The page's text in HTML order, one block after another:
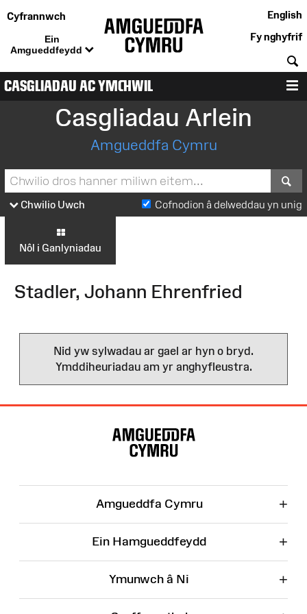
Cyfrannwch
Ein
Amgueddfeydd
English
Fy nghyfrif
CASGLIADAU AC YMCHWIL
Casgliadau Arlein
Amgueddfa Cymru
Chwilio Uwch Cofnodion â delweddau yn unig
Nôl i Ganlyniadau
Stadler, Johann Ehrenfried
Nid yw sylwadau ar gael ar hyn o bryd.
Ymddiheuriadau am yr anghyfleustra.
Amgueddfa Cymru +
Ein Hamgueddfeydd +
Ymunwch â Ni +